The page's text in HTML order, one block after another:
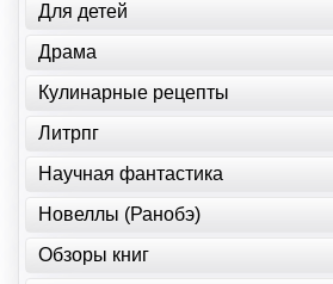
Для детей
Драма
Кулинарные рецепты
Литрпг
Научная фантастика
Новеллы (Ранобэ)
Обзоры книг